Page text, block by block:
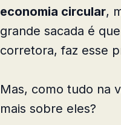
economia circular,
grande sacada é
corretora, faz esse
Mas, como tudo na
mais sobre eles?